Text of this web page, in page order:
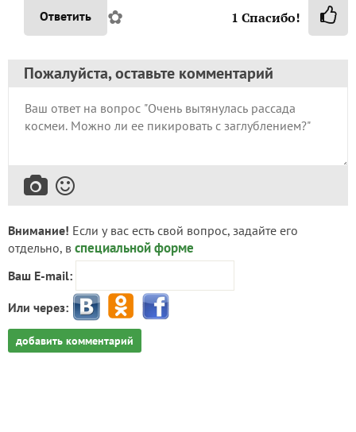
Ответить ✿ 1 Спасибо!
Пожалуйста, оставьте комментарий
Внимание! Если у вас есть свой вопрос, задайте его
отдельно, в специальной форме
Ваш E-mail:
Или через:
добавить комментарий